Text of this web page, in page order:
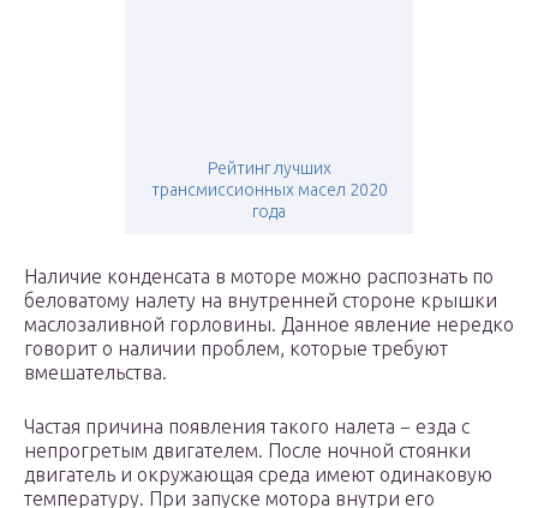
Рейтинг лучших
трансмиссионных масел 2020
года
Наличие конденсата в моторе можно распознать по
беловатому налету на внутренней стороне крышки
маслозаливной горловины. Данное явление нередко
говорит о наличии проблем, которые требуют
вмешательства.
Частая причина появления такого налета − езда с
непрогретым двигателем. После ночной стоянки
двигатель и окружающая среда имеют одинаковую
температуру. При запуске мотора внутри его